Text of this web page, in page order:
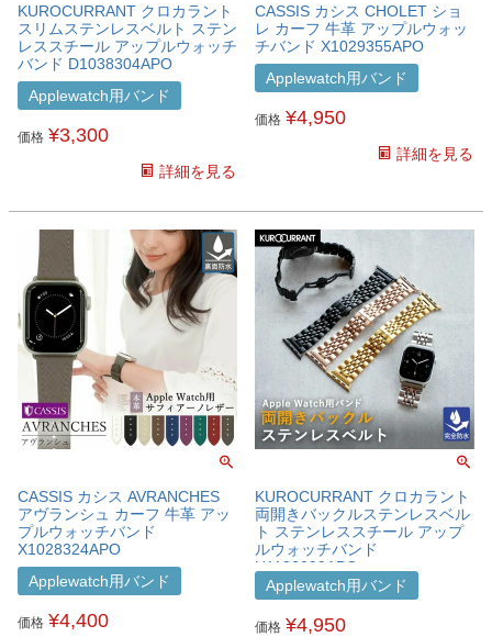
KUROCURRANT クロカラント
スリムステンレスベルト ステン
レススチール アップルウォッチ
バンド D1038304APO
Applewatch用バンド
価格 ¥3,300
詳細を見る
CASSIS カシス CHOLET ショ
レ カーフ 牛革 アップルウォッ
チバンド X1029355APO
Applewatch用バンド
価格 ¥4,950
詳細を見る
CASSIS カシス AVRANCHES
アヴランシュ カーフ 牛革 アッ
プルウォッチバンド
X1028324APO
Applewatch用バンド
価格 ¥4,400
KUROCURRANT クロカラント
両開きバックルステンレスベル
ト ステンレススチール アップ
ルウォッチバンド
U1136099APO
Applewatch用バンド
価格 ¥4,950